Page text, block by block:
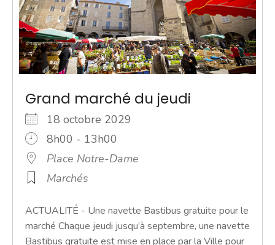
Grand marché du jeudi
18 octobre 2029
8h00 - 13h00
Place Notre-Dame
Marchés
ACTUALITÉ - Une navette Bastibus gratuite pour le
marché Chaque jeudi jusqu’à septembre, une navette
Bastibus gratuite est mise en place par la Ville pour